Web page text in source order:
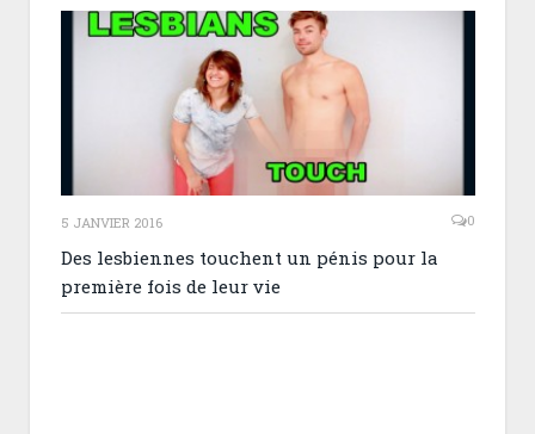
5 JANVIER 2016 0
Des lesbiennes touchent un pénis pour la
première fois de leur vie